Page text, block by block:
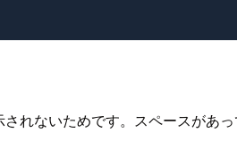
れないためです。スペースがあ